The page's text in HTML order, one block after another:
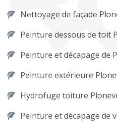
Nettoyage de façade
Peinture dessous de toit
Peinture et décapage de
Peinture extérieure
Hydrofuge toiture
Peinture et décapage de